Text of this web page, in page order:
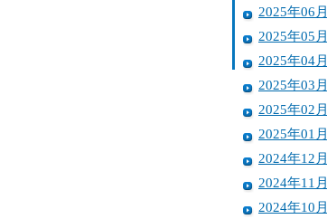
2025年06月
2025年05月
2025年04月
2025年03月
2025年02月
2025年01月
2024年12月
2024年11月
2024年10月